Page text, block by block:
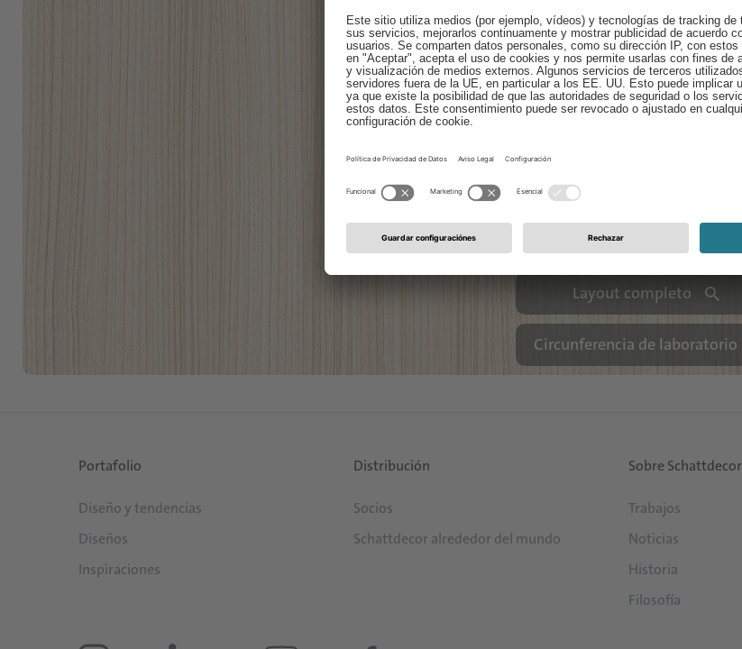
Layout completo
Circunferencia de laboratorio
Portafolio
Diseño y tendencias
Diseños
Inspiraciones
Distribución
Socios
Schattdecor alrededor del mundo
Sobre Schattdecor
Trabajos
Noticias
Historia
Filosofía